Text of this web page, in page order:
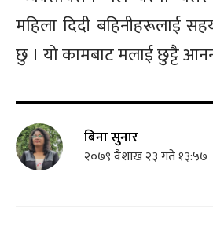
महिला दिदी बहिनीहरूलाई
छु । यो कामबाट मलाई छुट्टै
बिना सुनार
२०७९ वैशाख २३ गते १३:५७